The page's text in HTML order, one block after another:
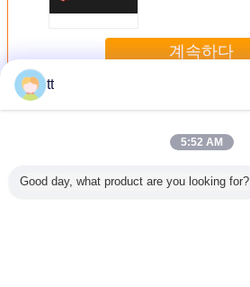
계속하다
더 많은 것
tt
5:52 AM
Good day, what product are you looking for?